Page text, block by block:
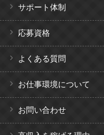
サポート体制
応募資格
よくある質問
お仕事環境について
お問い合わせ